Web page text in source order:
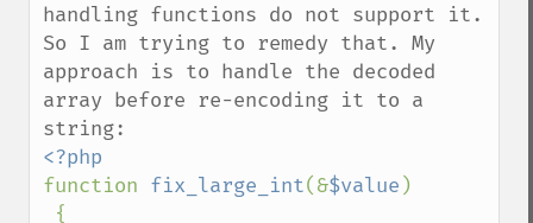
handling functions do not support it.
So I am trying to remedy that. My
approach is to handle the decoded
array before re-encoding it to a
function fix_large_int(&$value )